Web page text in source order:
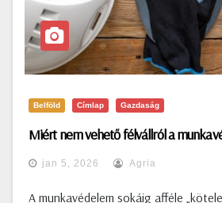
Belföld Címlap Gazdaság
Miért nem vehető félvállról a
jan 5, 2026 Agria
A munkavédelem sokáig afféle